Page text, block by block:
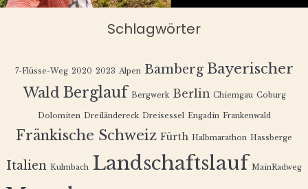
Schlagwörter
7-Flüsse-Weg 2020 2023 Alpen Bamberg Bayerischer
Wald Berglauf Bergwerk Berlin Chiemgau Coburg
Dolomiten Dreiländereck Dreisessel Engadin Frankenwald
Fränkische Schweiz Fürth Halbmarathon Hassberge
Italien Kulmbach Landschaftslauf MainRadweg